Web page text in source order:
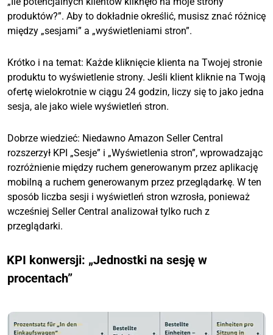
produktów?”. Aby to dokładnie określić, musisz znać różnicę
między „sesjami” a „wyświetleniami stron”.
Krótko i na temat: Każde kliknięcie klienta na Twojej stronie
produktu to wyświetlenie strony. Jeśli klient kliknie na Twoją
ofertę wielokrotnie w ciągu 24 godzin, liczy się to jako jedna
sesja, ale jako wiele wyświetleń stron.
Dobrze wiedzieć: Niedawno Amazon Seller Central
rozszerzył KPI „Sesje” i „Wyświetlenia stron”, wprowadzając
rozróżnienie między ruchem generowanym przez aplikację
mobilną a ruchem generowanym przez przeglądarkę. W ten
sposób liczba sesji i wyświetleń stron wzrosła, ponieważ
wcześniej Seller Central analizował tylko ruch z
przeglądarki.
KPI konwersji: „Jednostki na sesję w
procentach”